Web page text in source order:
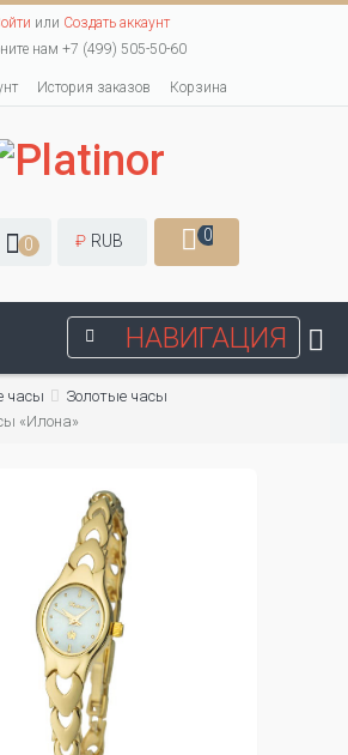
или Создать аккаунт
нам +7 (499) 505-50-60
История заказов Корзина
0 ₽ RUB 0
НАВИГАЦИЯ
часы
Золотые часы
«Илона»